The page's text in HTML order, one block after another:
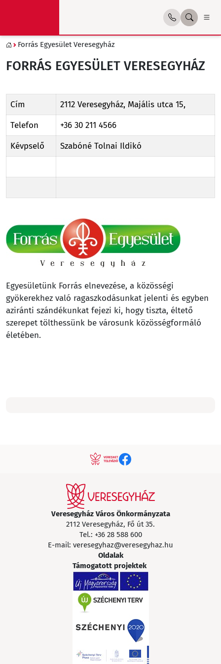
Forrás Egyesület Veresegyház
FORRÁS EGYESÜLET VERESEGYHÁZ
Cím
2112 Veresegyház, Majális utca 15,
Telefon
+36 30 211 4566
Kévpselő
Szabóné Tolnai Ildikó
Egyesületünk Forrás elnevezése, a közösségi
gyökerekhez való ragaszkodásunkat jelenti és egyben
aziránti szándékunkat fejezi ki, hogy tiszta, éltető
szerepet tölthessünk be városunk közösségformáló
életében.
Veresegyház Város Önkormányzata
2112 Veresegyház, Fő út 35.
Tel.: +36 28 588 600
E-mail: veresegyhaz@veresegyhaz.hu
Oldalak
Támogatott projektek